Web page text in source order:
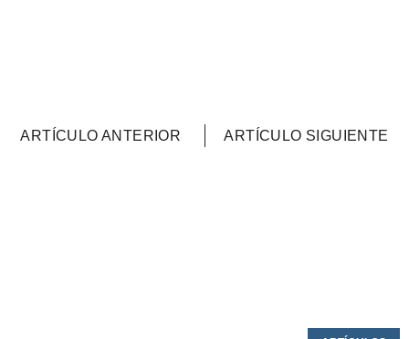
ARTÍCULO ANTERIOR ARTÍCULO SIGUIENTE